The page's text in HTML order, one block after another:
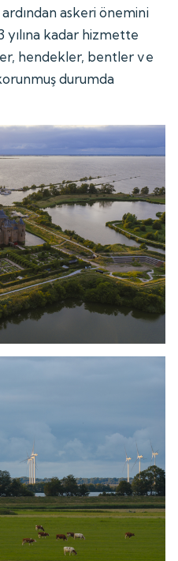
ardından askeri önemini
yılına kadar hizmette
hendekler, bentler ve
durumda